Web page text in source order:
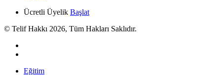
Ücretli Üyelik Başlat
© Telif Hakkı 2026, Tüm Hakları Saklıdır.
Eğitim